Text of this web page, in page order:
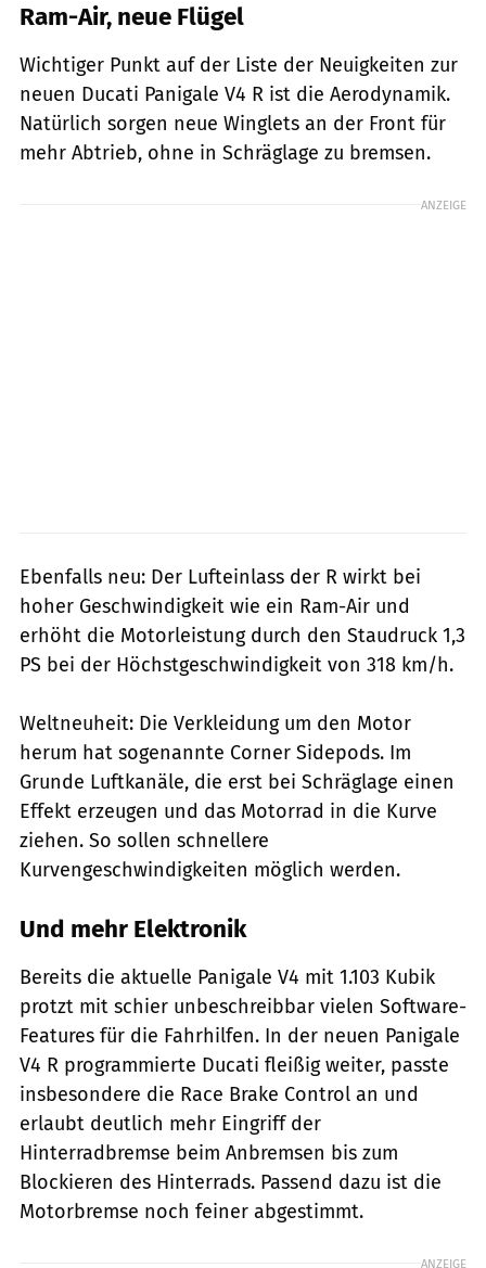
Ram-Air, neue Flügel
Wichtiger Punkt auf der Liste der Neuigkeiten zur
neuen Ducati Panigale V4 R ist die Aerodynamik.
Natürlich sorgen neue Winglets an der Front für
mehr Abtrieb, ohne in Schräglage zu bremsen.
ANZEIGE
Ebenfalls neu: Der Lufteinlass der R wirkt bei
hoher Geschwindigkeit wie ein Ram-Air und
erhöht die Motorleistung durch den Staudruck 1,3
PS bei der Höchstgeschwindigkeit von 318 km/h.
Weltneuheit: Die Verkleidung um den Motor
herum hat sogenannte Corner Sidepods. Im
Grunde Luftkanäle, die erst bei Schräglage einen
Effekt erzeugen und das Motorrad in die Kurve
ziehen. So sollen schnellere
Kurvengeschwindigkeiten möglich werden.
Und mehr Elektronik
Bereits die aktuelle Panigale V4 mit 1.103 Kubik
protzt mit schier unbeschreibbar vielen Software-
Features für die Fahrhilfen. In der neuen Panigale
V4 R programmierte Ducati fleißig weiter, passte
insbesondere die Race Brake Control an und
erlaubt deutlich mehr Eingriff der
Hinterradbremse beim Anbremsen bis zum
Blockieren des Hinterrads. Passend dazu ist die
Motorbremse noch feiner abgestimmt.
ANZEIGE